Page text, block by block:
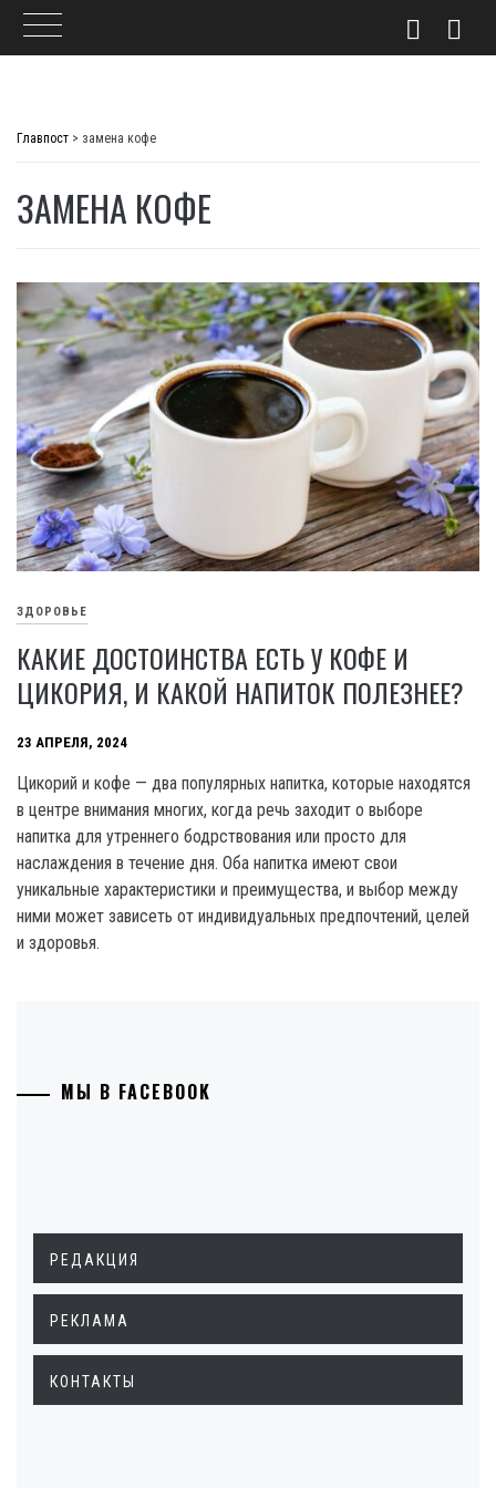
Главпост > замена кофе
ЗАМЕНА КОФЕ
ЗДОРОВЬЕ
КАКИЕ ДОСТОИНСТВА ЕСТЬ У КОФЕ И
ЦИКОРИЯ, И КАКОЙ НАПИТОК ПОЛЕЗНЕЕ?
23 АПРЕЛЯ, 2024
Цикорий и кофе — два популярных напитка, которые находятся
в центре внимания многих, когда речь заходит о выборе
напитка для утреннего бодрствования или просто для
наслаждения в течение дня. Оба напитка имеют свои
уникальные характеристики и преимущества, и выбор между
ними может зависеть от индивидуальных предпочтений, целей
и здоровья.
МЫ В FACEBOOK
РЕДАКЦИЯ
РЕКЛАМА
КОНТАКТЫ